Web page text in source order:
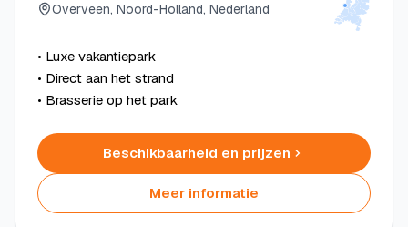
Overveen, Noord-Holland, Nederland
• Luxe vakantiepark
• Direct aan het strand
• Brasserie op het park
Beschikbaarheid en prijzen
Meer informatie